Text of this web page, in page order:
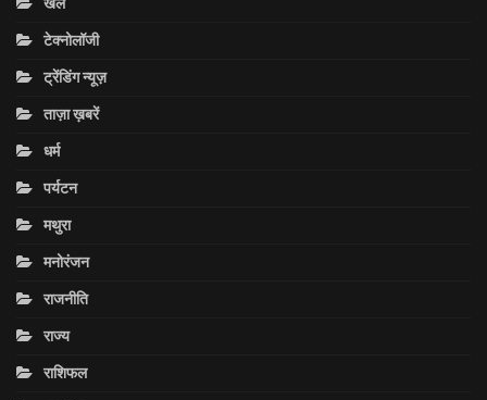
टेक्नोलॉजी
ट्रेंडिंग न्यूज़
ताज़ा ख़बरें
धर्म
पर्यटन
मथुरा
मनोरंजन
राजनीति
राज्य
राशिफल